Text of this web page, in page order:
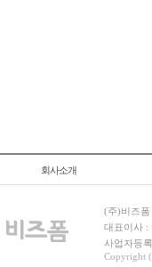
회사소개
(주)비즈폼
대표이사 :
사업자등
Copyright